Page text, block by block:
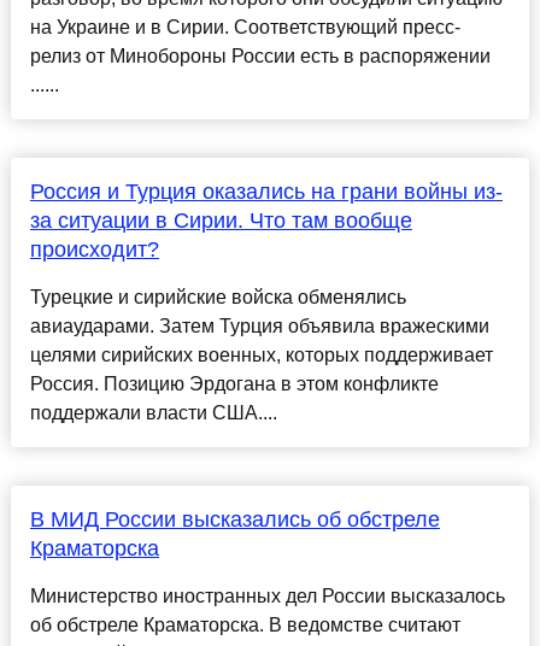
на Украине и в Сирии. Соответствующий пресс-
релиз от Минобороны России есть в распоряжении
......
Россия и Турция оказались на грани войны из-
за ситуации в Сирии. Что там вообще
происходит?
Турецкие и сирийские войска обменялись
авиаударами. Затем Турция объявила вражескими
целями сирийских военных, которых поддерживает
Россия. Позицию Эрдогана в этом конфликте
поддержали власти США....
В МИД России высказались об обстреле
Краматорска
Министерство иностранных дел России высказалось
об обстреле Краматорска. В ведомстве считают